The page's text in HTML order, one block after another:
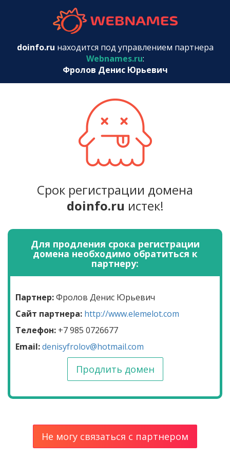
doinfo.ru находится под управлением партнера
Webnames.ru:
Фролов Денис Юрьевич
Срок регистрации домена
doinfo.ru истек!
Для продления срока регистрации
домена необходимо обратиться к
партнеру:
Партнер:Фролов Денис Юрьевич
Сайт партнера: http://www.elemelot.com
Телефон: +7 985 0726677
Email:denisyfrolov@hotmail.com
Продлить домен
Не могу связаться с партнером